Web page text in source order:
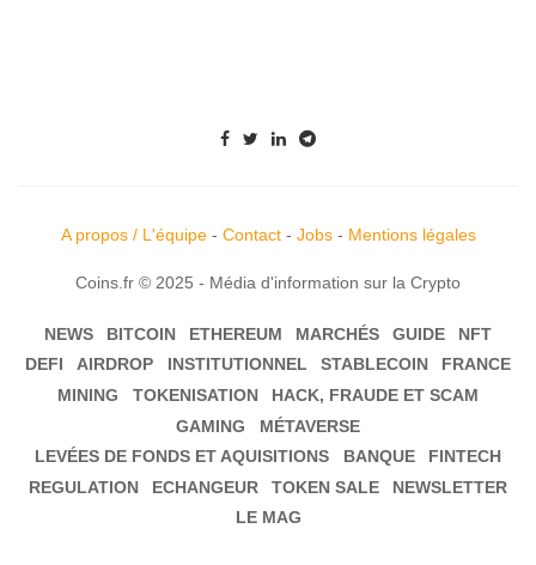
A propos / L'équipe- Contact- Jobs- Mentions légales
Coins.fr © 2025 - Média d'information sur la Crypto
NEWS BITCOIN ETHEREUM MARCHÉS GUIDE
NFT
DEFI
AIRDROP INSTITUTIONNEL STABLECOIN
FRANCE
MINING
TOKENISATION
HACK, FRAUDE ET SCAM
GAMING
MÉTAVERSE
LEVÉES DE FONDS ET AQUISITIONS
BANQUE
FINTECH
REGULATION
ECHANGEUR TOKEN SALE
NEWSLETTER
LE MAG